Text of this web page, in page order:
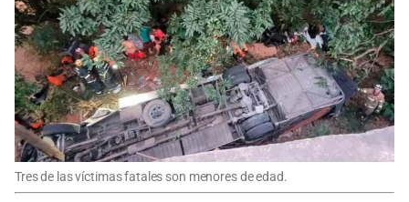
Tres de las víctimas fatales son menores de edad.